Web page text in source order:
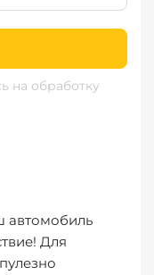
на обработку
автомобиль
Для